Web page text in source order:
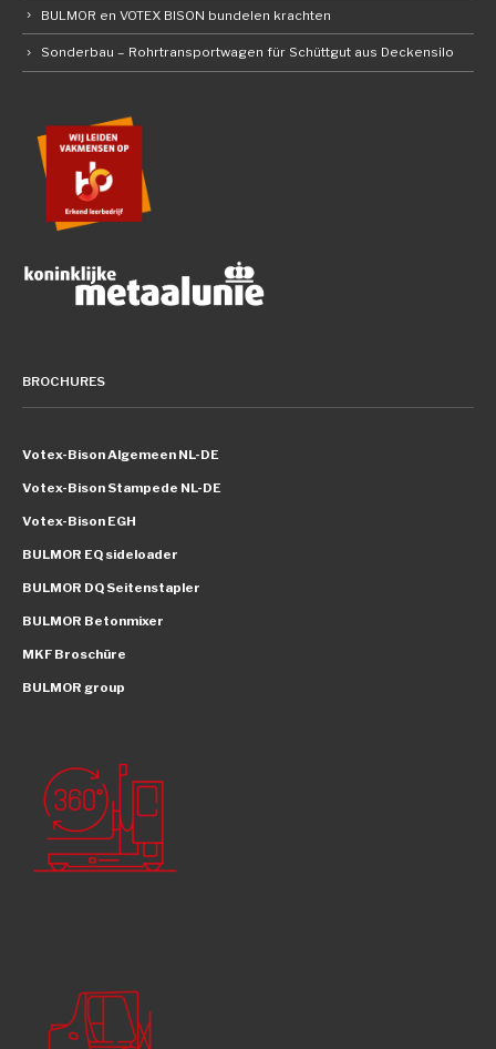
BULMOR en VOTEX BISON bundelen krachten
Sonderbau – Rohrtransportwagen für Schüttgut aus Deckensilo
BROCHURES
Votex-Bison Algemeen NL-DE
Votex-Bison Stampede NL-DE
Votex-Bison EGH
BULMOR EQ sideloader
BULMOR DQ Seitenstapler
BULMOR Betonmixer
MKF Broschüre
BULMOR group